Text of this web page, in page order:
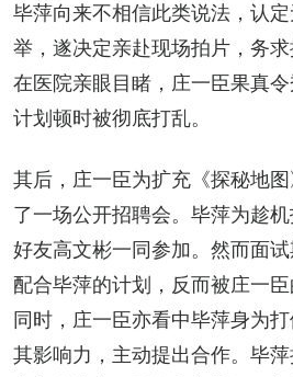
毕萍向来不相信此类说法，认
举，遂决定亲赴现场拍片，务
在医院亲眼目睹，庄一臣果真
计划顿时被彻底打乱。
其后，庄一臣为扩充《探秘地
了一场公开招聘会。毕萍为趁
好友高文彬一同参加。然而面
配合毕萍的计划，反而被庄一
同时，庄一臣亦看中毕萍身为
其影响力，主动提出合作。毕